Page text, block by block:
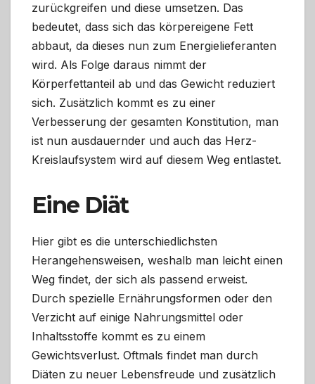
zurückgreifen und diese umsetzen. Das
bedeutet, dass sich das körpereigene Fett
abbaut, da dieses nun zum Energielieferanten
wird. Als Folge daraus nimmt der
Körperfettanteil ab und das Gewicht reduziert
sich. Zusätzlich kommt es zu einer
Verbesserung der gesamten Konstitution, man
ist nun ausdauernder und auch das Herz-
Kreislaufsystem wird auf diesem Weg entlastet.
Eine Diät
Hier gibt es die unterschiedlichsten
Herangehensweisen, weshalb man leicht einen
Weg findet, der sich als passend erweist.
Durch spezielle Ernährungsformen oder den
Verzicht auf einige Nahrungsmittel oder
Inhaltsstoffe kommt es zu einem
Gewichtsverlust. Oftmals findet man durch
Diäten zu neuer Lebensfreude und zusätzlich